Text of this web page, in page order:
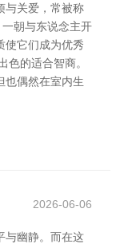
与关爱，常被称
朝与东说念主开
使它们成为优秀
色的适合智商。
也偶然在室内生
2026-06-06
与幽静。而在这